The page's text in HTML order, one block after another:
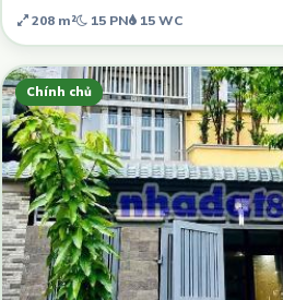
208 m² 15 PN 15 WC
Chính chủ